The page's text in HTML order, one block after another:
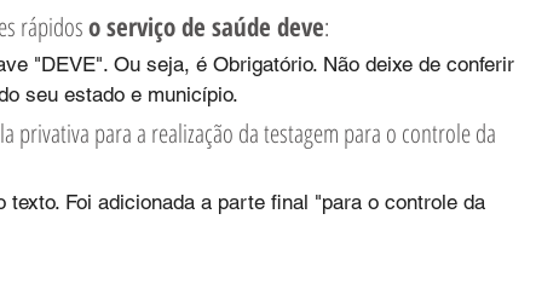
rápidos o serviço de saúde deve:
"DEVE". Ou seja, é Obrigatório. Não deixe de conferir
seu estado e município.
texto. Foi adicionada a parte final "para o controle da